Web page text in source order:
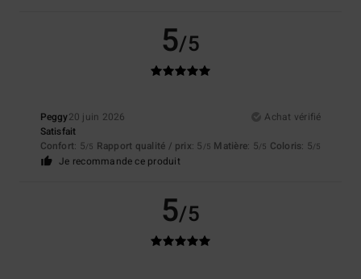
5/5
Peggy20 juin 2026
Achat vérifié
Satisfait
Confort: 5/5 Rapport qualité / prix: 5 /5 Matière: 5/5 Coloris: 5/5
Je recommande ce produit
5/5